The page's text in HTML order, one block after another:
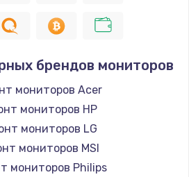
Заказать
драйверов
725 руб.
Заказать
вебкамеры
1260 руб.
брендов мониторов
мониторов Acer
мониторов HP
мониторов LG
мониторов MSI
мониторов Philips